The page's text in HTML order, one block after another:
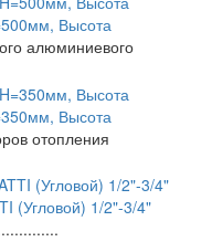
Высота
алюминиевого
Высота
отопления
(Угловой) 1/2"-3/4"